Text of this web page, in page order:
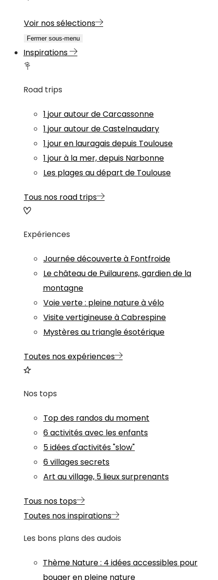
Voir nos sélections
Fermer sous-menu
Inspirations
Road trips
1 jour autour de Carcassonne
1 jour autour de Castelnaudary
1 jour en lauragais depuis Toulouse
1 jour à la mer, depuis Narbonne
Les plages au départ de Toulouse
Tous nos road trips
Expériences
Journée découverte à Fontfroide
Le château de Puilaurens, gardien de la
montagne
Voie verte : pleine nature à vélo
Visite vertigineuse à Cabrespine
Mystères au triangle ésotérique
Toutes nos expériences
Nos tops
Top des randos du moment
6 activités avec les enfants
5 idées d'activités "slow"
6 villages secrets
Art au village, 5 lieux surprenants
Tous nos tops
Toutes nos inspirations
Les bons plans des audois
Thème Nature: 4 idées accessibles pour
bouger en pleine nature